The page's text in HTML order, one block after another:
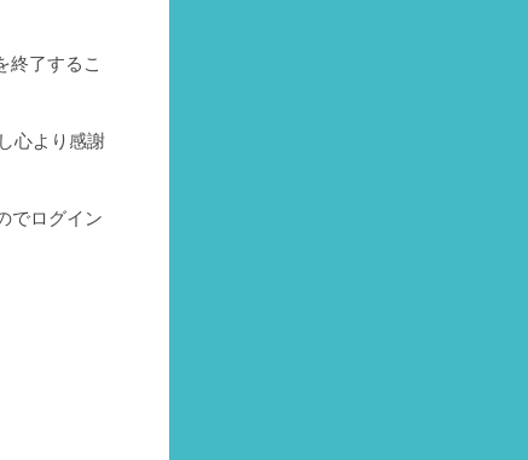
終了するこ
心より感謝
でログイン